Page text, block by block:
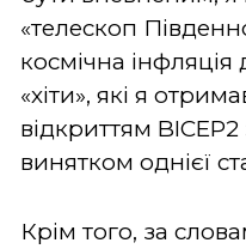
«телескоп
космічна інфляція
«хіти», які я
відкриттям BICEP2
винятком однієї
Крім того, за